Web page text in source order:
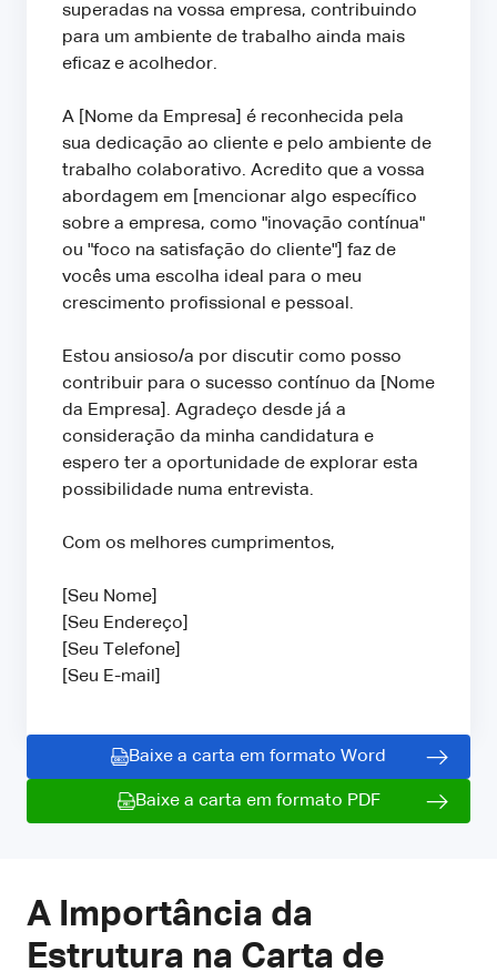
superadas na vossa empresa, contribuindo
para um ambiente de trabalho ainda mais
eficaz e acolhedor.
A [Nome da Empresa] é reconhecida pela
sua dedicação ao cliente e pelo ambiente de
trabalho colaborativo. Acredito que a vossa
abordagem em [mencionar algo específico
sobre a empresa, como "inovação contínua"
ou "foco na satisfação do cliente"] faz de
vocês uma escolha ideal para o meu
crescimento profissional e pessoal.
Estou ansioso/a por discutir como posso
contribuir para o sucesso contínuo da [Nome
da Empresa]. Agradeço desde já a
consideração da minha candidatura e
espero ter a oportunidade de explorar esta
possibilidade numa entrevista.
Com os melhores cumprimentos,
[Seu Nome]
[Seu Endereço]
[Seu Telefone]
[Seu E-mail]
Baixe a carta em formato Word
Baixe a carta em formato PDF
A Importância da
Estrutura na Carta de